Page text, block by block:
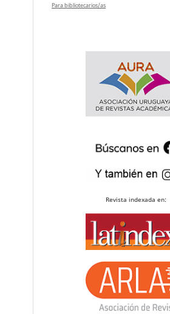
Para bibliotecarios/as
Revista indexada en: